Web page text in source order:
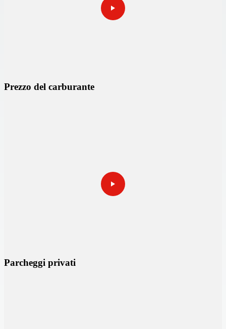
Prezzo del carburante
Parcheggi privati